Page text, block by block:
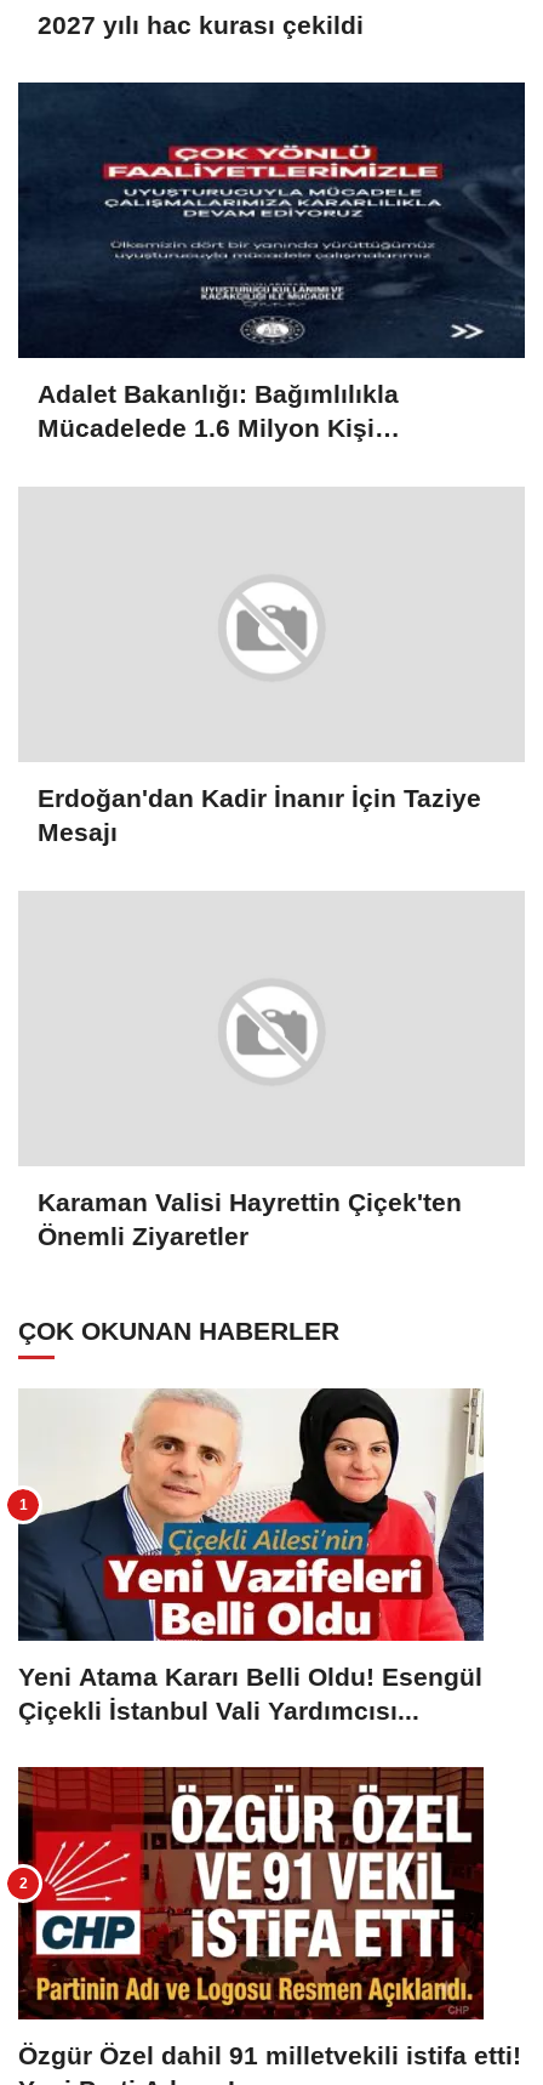
2027 yılı hac kurası çekildi
Adalet Bakanlığı: Bağımlılıkla
Mücadelede 1.6 Milyon Kişi
Erdoğan'dan Kadir İnanır İçin Taziye
Mesajı
Karaman Valisi Hayrettin Çiçek'ten
Önemli Ziyaretler
ÇOK OKUNAN HABERLER
Yeni Atama Kararı Belli Oldu! Esengül
Çiçekli İstanbul Vali Yardımcısı...
Özgür Özel dahil 91 milletvekili istifa etti!